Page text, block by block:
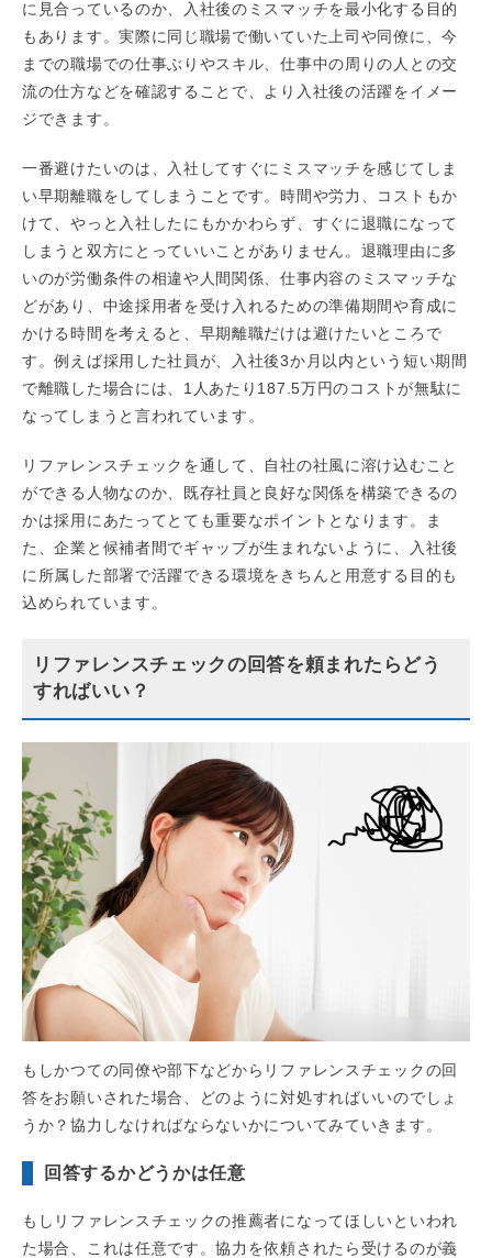
に見合っているのか、入社後のミスマッチを最小化する目的
もあります。実際に同じ職場で働いていた上司や同僚に、今
までの職場での仕事ぶりやスキル、仕事中の周りの人との交
流の仕方などを確認することで、より入社後の活躍をイメー
ジできます。
一番避けたいのは、入社してすぐにミスマッチを感じてしま
い早期離職をしてしまうことです。時間や労力、コストもか
けて、やっと入社したにもかかわらず、すぐに退職になって
しまうと双方にとっていいことがありません。退職理由に多
いのが労働条件の相違や人間関係、仕事内容のミスマッチな
どがあり、中途採用者を受け入れるための準備期間や育成に
かける時間を考えると、早期離職だけは避けたいところで
す。例えば採用した社員が、入社後3か月以内という短い期間
で離職した場合には、1人あたり187.5万円のコストが無駄に
なってしまうと言われています。
リファレンスチェックを通して、自社の社風に溶け込むこと
ができる人物なのか、既存社員と良好な関係を構築できるの
かは採用にあたってとても重要なポイントとなります。ま
た、企業と候補者間でギャップが生まれないように、入社後
に所属した部署で活躍できる環境をきちんと用意する目的も
込められています。
リファレンスチェックの回答を頼まれたらどう
すればいい？
もしかつての同僚や部下などからリファレンスチェックの回
答をお願いされた場合、どのように対処すればいいのでしょ
うか？協力しなければならないかについてみていきます。
回答するかどうかは任意
もしリファレンスチェックの推薦者になってほしいといわれ
た場合、これは任意です。協力を依頼されたら受けるのが義